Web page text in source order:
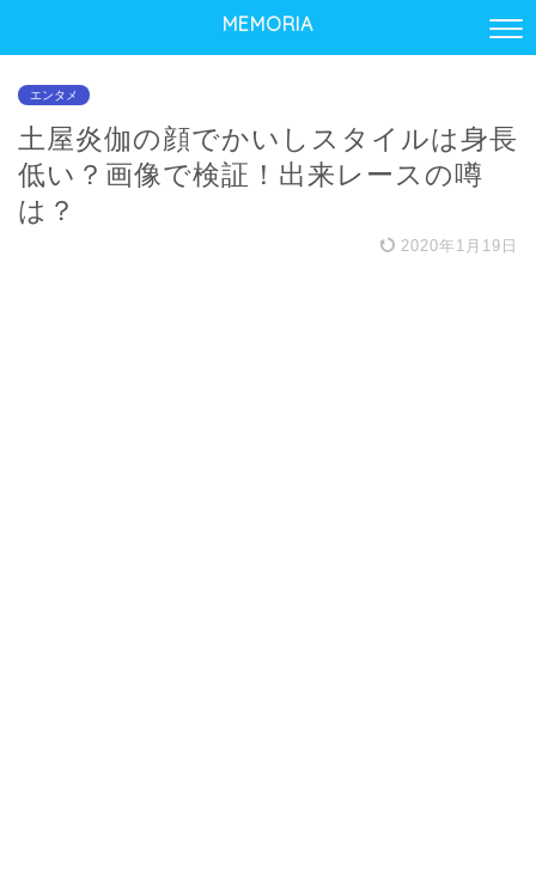
MEMORIA
エンタメ
土屋炎伽の顔でかいしスタイルは身長
低い？画像で検証！出来レースの噂
は？
2020年1月19日